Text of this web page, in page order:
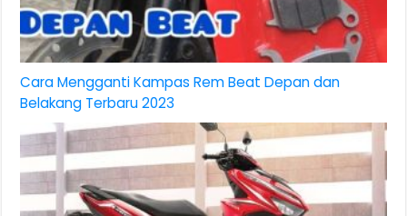
Cara Mengganti Kampas Rem Beat Depan dan
Belakang Terbaru 2023